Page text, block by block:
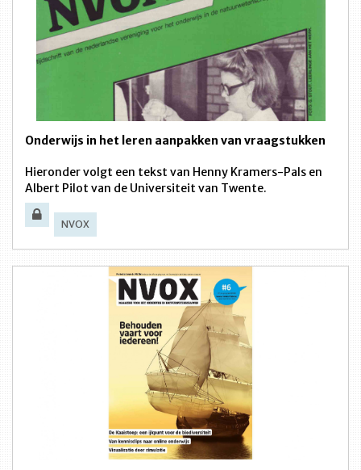
Onderwijs in het leren aanpakken van vraagstukken
Hieronder volgt een tekst van Henny Kramers-Pals en
Albert Pilot van de Universiteit van Twente.
NVOX